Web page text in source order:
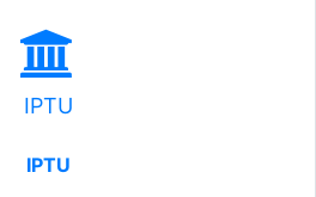
IPTU
IPTU